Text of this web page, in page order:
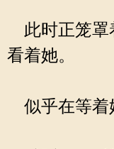
此时正笼罩
看着她。
似乎在等着